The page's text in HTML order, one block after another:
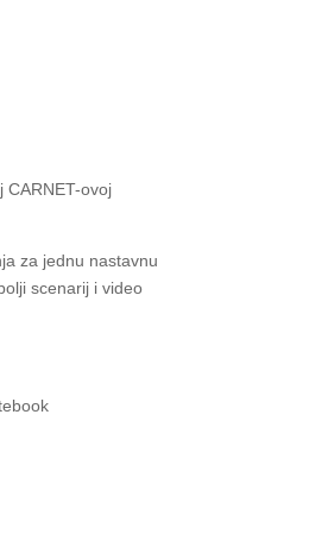
CARNET-ovoj
za jednu nastavnu
scenarij i video